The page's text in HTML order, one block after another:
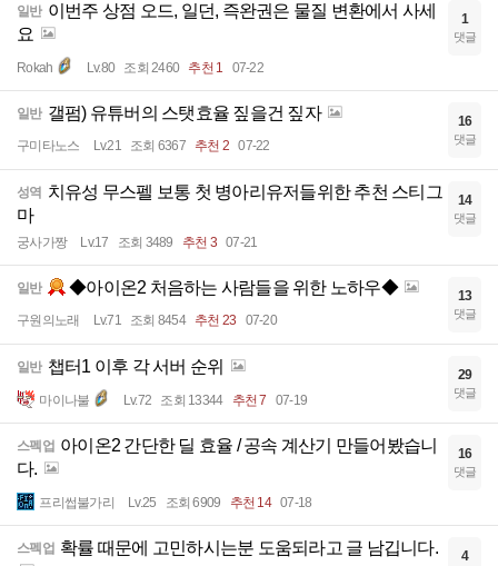
일반 이번주 상점 오드, 일던, 즉완권은 물질 변환에서 사세
요
Rokah Lv.80 조회 2460 추천 1 07-22
1
댓글
일반 갤펌) 유튜버의 스탯효율 짚을건 짚자
구미타노스 Lv.21 조회 6367 추천 2 07-22
16
댓글
성역 치유성 무스펠 보통 첫 병아리유저들위한 추천 스티그
마
궁사가짱 Lv.17 조회 3489 추천 3 07-21
14
댓글
일반 ◆아이온2 처음하는 사람들을 위한 노하우◆
구원의노래 Lv.71 조회 8454 추천 23 07-20
13
댓글
일반 챕터1 이후 각 서버 순위
마이나불 Lv.72 조회 13344 추천 7 07-19
29
댓글
스펙업 아이온2 간단한 딜 효율 / 공속 계산기 만들어봤습니
다.
프리썹불가리 Lv.25 조회 6909 추천 14 07-18
16
댓글
스펙업 확률 때문에 고민하시는분 도움되라고 글 남깁니다. 4